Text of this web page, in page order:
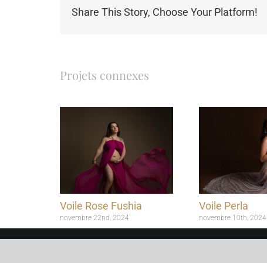
Share This Story, Choose Your Platform!
Projets connexes
Voile Rose Fushia
novembre 22nd, 2024
Voile Perla
novembre 10th, 2024